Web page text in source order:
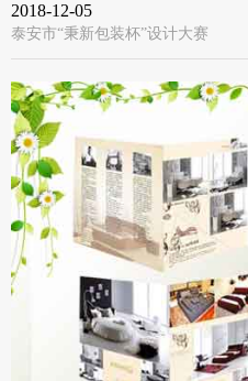
2018-12-05
泰安市“秉新包装杯”设计大赛